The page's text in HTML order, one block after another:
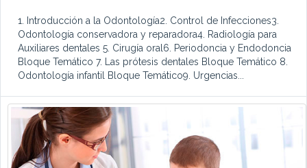
1. Introducción a la Odontología2. Control de Infecciones3.
Odontología conservadora y reparadora4. Radiología para
Auxiliares dentales 5. Cirugía oral6. Periodoncia y Endodoncia
Bloque Temático 7. Las prótesis dentales Bloque Temático 8.
Odontología infantil Bloque Temático9. Urgencias...